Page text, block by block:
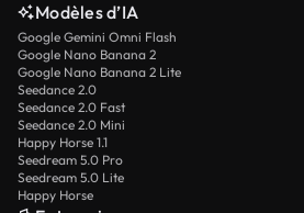
Modèles d’IA
Google Gemini Omni Flash
Google Nano Banana 2
Google Nano Banana 2 Lite
Seedance 2.0
Seedance 2.0 Fast
Seedance 2.0 Mini
Happy Horse 1.1
Seedream 5.0 Pro
Seedream 5.0 Lite
Happy Horse